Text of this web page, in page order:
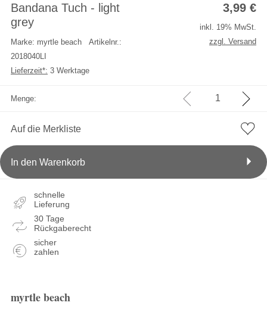
3,99 €
Bandana Tuch - light
grey
Marke: myrtle beach Artikelnr.:
2018040LI
Lieferzeit*: 3 Werktage
inkl. 19% MwSt.
zzgl. Versand
Menge:
Auf die Merkliste
In den Warenkorb
schnelle
Lieferung
30 Tage
Rückgaberecht
sicher
zahlen
myrtle beach